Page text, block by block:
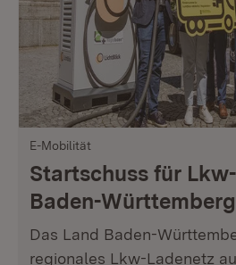
E-Mobilität
Startschuss für
Baden-Württemberg
Das Land Baden-
regionales Lkw-Ladenetz